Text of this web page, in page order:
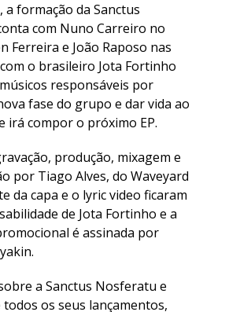
a formação da Sanctus
com Nuno Carreiro no
Ferreira e João Raposo nas
o brasileiro Jota Fortinho
responsáveis por
fase do grupo e dar vida ao
irá compor o próximo EP.
produção, mixagem e
por Tiago Alves, do Waveyard
da capa e o lyric video ficaram
de Jota Fortinho e a
é assinada por
a Sanctus Nosferatu e
os seus lançamentos,